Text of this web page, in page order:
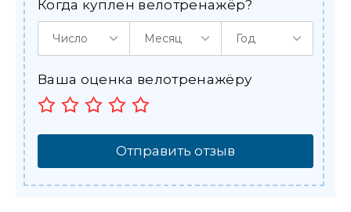
Ваша оценка велотренажёру
Когда куплен велотренажёр?
Число Месяц Год
Отправить отзыв